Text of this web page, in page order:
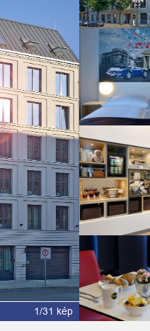
2/31 kép